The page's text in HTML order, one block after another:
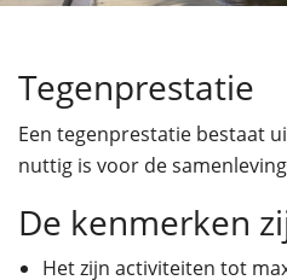
Tegenprestatie
Een tegenprestatie bestaat
nuttig is voor de
De kenmerken
Het zijn activiteiten tot